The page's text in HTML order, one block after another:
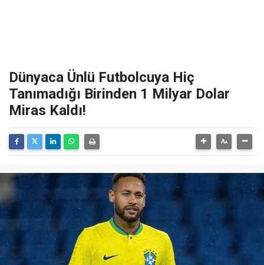
Dünyaca Ünlü Futbolcuya Hiç
Tanımadığı Birinden 1 Milyar Dolar
Miras Kaldı!